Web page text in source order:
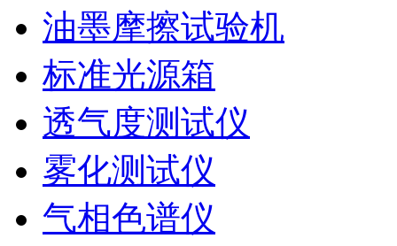
油墨摩擦试验机
标准光源箱
透气度测试仪
雾化测试仪
气相色谱仪